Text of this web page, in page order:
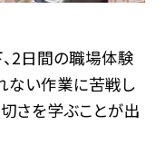
2日間の職場体験
ない作業に苦戦し
さを学ぶことが出